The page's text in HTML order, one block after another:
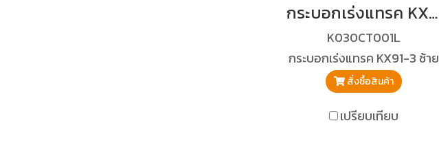
กระบอกเร่งแทรค KX91-3 ซ้าย
K030CT001L
กระบอกเร่งแทรค KX91-3 ซ้าย
สั่งซื้อสินค้า
เปรียบเทียบ